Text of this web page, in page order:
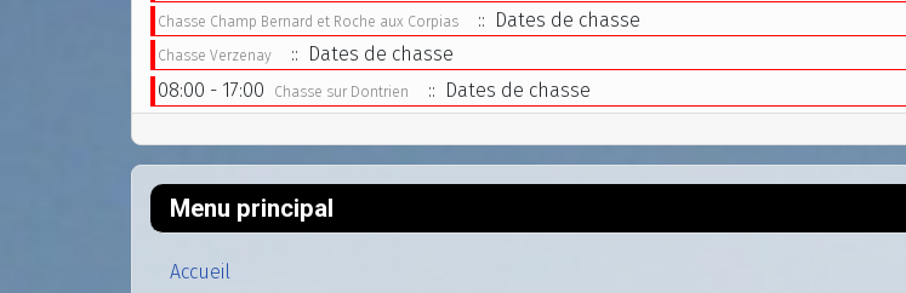
Chasse Champ Bernard et Roche aux Corpias :: Dates de chasse
Chasse Verzenay
:: Dates de chasse
08:00 - 17:00
Chasse sur Dontrien :: Dates de chasse
Menu principal
Accueil